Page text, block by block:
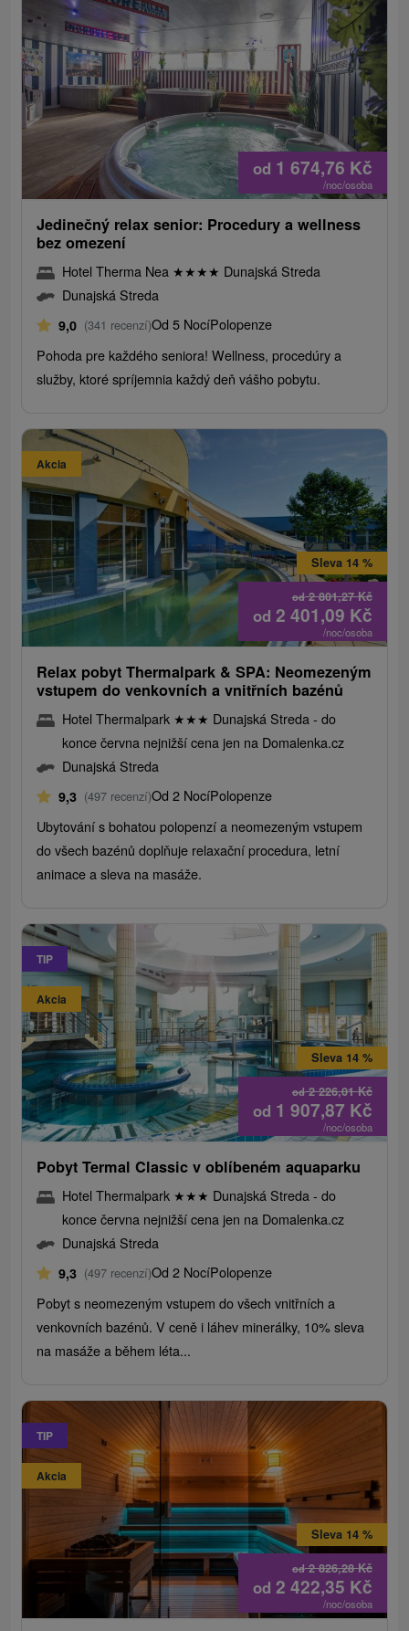
od 1 674,76 Kč
/noc/osoba
Jedinečný relax senior: Procedury a wellness
bez omezení
Hotel Therma Nea ★★★★ Dunajská Streda
Dunajská Streda
9,0 (341 recenzí)Od 5 NocíPolopenze
Pohoda pre každého seniora! Wellness, procedúry a
služby, ktoré spríjemnia každý deň vášho pobytu.
Akcia
od2 801,27Kč
Sleva 14 %
od 2 401,09 Kč
/noc/osoba
Relax pobyt Thermalpark & ​​SPA: Neomezeným
vstupem do venkovních a vnitřních bazénů
Hotel Thermalpark ★★★ Dunajská Streda - do
konce června nejnižší cena jen na Domalenka.cz
Dunajská Streda
9,3 (497 recenzí)Od 2 NocíPolopenze
Ubytování s bohatou polopenzí a neomezeným vstupem
do všech bazénů doplňuje relaxační procedura, letní
animace a sleva na masáže.
TIP
Akcia
od2 226,01Kč
Sleva 14 %
od 1 907,87 Kč
/noc/osoba
Pobyt Termal Classic v oblíbeném aquaparku
Hotel Thermalpark ★★★ Dunajská Streda - do
konce června nejnižší cena jen na Domalenka.cz
Dunajská Streda
9,3 (497 recenzí)Od 2 NocíPolopenze
Pobyt s neomezeným vstupem do všech vnitřních a
venkovních bazénů. V ceně i láhev minerálky, 10% sleva
na masáže a během léta...
TIP
Akcia
od2 826,28Kč
Sleva 14 %
od 2 422,35 Kč
/noc/osoba